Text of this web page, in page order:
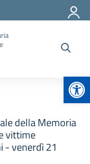
della Memoria
vittime
- venerdì 21